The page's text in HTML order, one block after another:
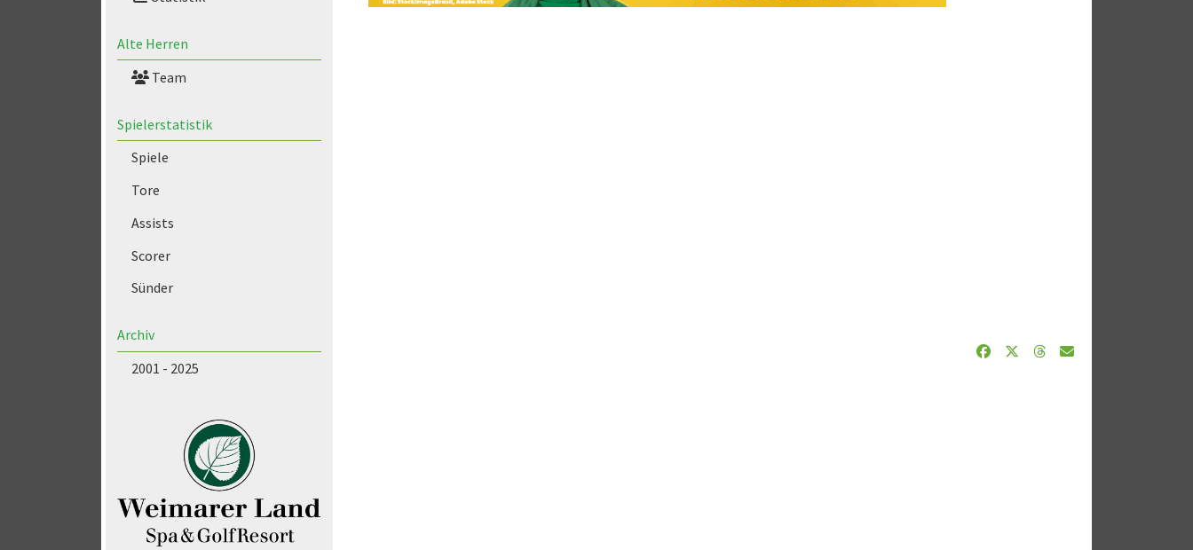
Alte Herren
Team
Spielerstatistik
Spiele
Tore
Assists
Scorer
Sünder
Archiv
2001 - 2025